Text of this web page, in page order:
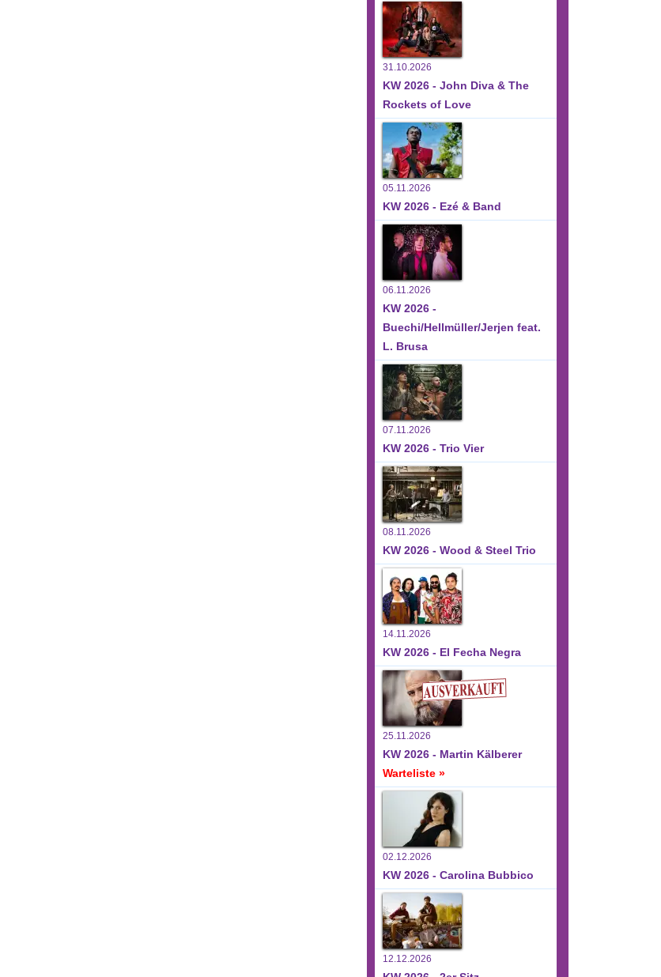
31.10.2026
KW 2026 - John Diva & The
Rockets of Love
05.11.2026
KW 2026 - Ezé & Band
06.11.2026
KW 2026 -
Buechi/Hellmüller/Jerjen feat.
L. Brusa
07.11.2026
KW 2026 - Trio Vier
08.11.2026
KW 2026 - Wood & Steel Trio
14.11.2026
KW 2026 - El Fecha Negra
25.11.2026
KW 2026 - Martin Kälberer
Warteliste »
02.12.2026
KW 2026 - Carolina Bubbico
12.12.2026